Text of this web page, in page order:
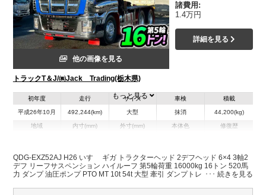
他の画像を見る
トラックT＆J/㈱Jack Trading(栃木県)
諸費用:
1.4万円
詳細を見る
初年度
平成26年10月
走行
492,244(km)
サイズ
大型
車検
抹消
積載
44,200(kg)
地域 内寸(mm) 外寸(mm)
H:3,200
本体色 修復歴
装備情報
もっと見る
QDG-EXZ52AJ H26 いすゞ ギガ トラクターヘッド 2デフヘッド 6×4 3軸2
デフ リーフサスペンション ハイルーフ 第5輪荷重 16000kg 16トン 520馬
力 ダンプ 油圧ポンプ PTO MT 10t 54t 大型 牽引 ダンプトレーラー